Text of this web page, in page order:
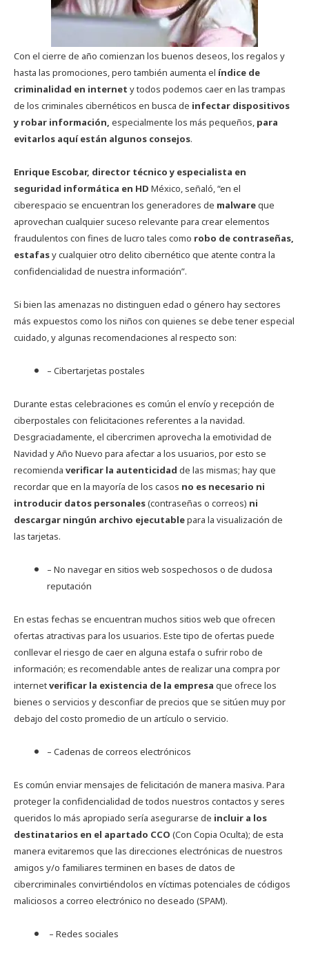
Con el cierre de año comienzan los buenos deseos, los regalos y
hasta las promociones, pero también aumenta el índice de
criminalidad en internet y todos podemos caer en las trampas
de los criminales cibernéticos en busca de infectar dispositivos
y robar información, especialmente los más pequeños, para
evitarlos aquí están algunos consejos.
Enrique Escobar, director técnico y especialista en
seguridad informática en HD México, señaló, “en el
ciberespacio se encuentran los generadores de malwareque
aprovechan cualquier suceso relevante para crear elementos
fraudulentos con fines de lucro tales como robo de contraseñas,
estafasy cualquier otro delito cibernético que atente contra la
confidencialidad de nuestra información”.
Si bien las amenazas no distinguen edad o género hay sectores
más expuestos como los niños con quienes se debe tener especial
cuidado, y algunas recomendaciones al respecto son:
– Cibertarjetas postales
Durante estas celebraciones es común el envío y recepción de
ciberpostales con felicitaciones referentes a la navidad.
Desgraciadamente, el cibercrimen aprovecha la emotividad de
Navidad y Año Nuevo para afectar a los usuarios, por esto se
recomienda verificar la autenticidad de las mismas; hay que
recordar que en la mayoría de los casos no es necesario ni
introducir datos personales(contraseñas o correos) ni
descargar ningún archivo ejecutablepara la visualización de
las tarjetas.
– No navegar en sitios web sospechosos o de dudosa
reputación
En estas fechas se encuentran muchos sitios web que ofrecen
ofertas atractivas para los usuarios. Este tipo de ofertas puede
conllevar el riesgo de caer en alguna estafa o sufrir robo de
información; es recomendable antes de realizar una compra por
internetverificar la existencia de la empresa que ofrece los
bienes o servicios y desconfiar de precios que se sitúen muy por
debajo del costo promedio de un artículo o servicio.
– Cadenas de correos electrónicos
Es común enviar mensajes de felicitación de manera masiva. Para
proteger la confidencialidad de todos nuestros contactos y seres
queridos lo más apropiado sería asegurarse de incluir a los
destinatarios en el apartado CCO (Con Copia Oculta); de esta
manera evitaremos que las direcciones electrónicas de nuestros
amigos y/o familiares terminen en bases de datos de
cibercriminales convirtiéndolos en víctimas potenciales de códigos
maliciosos a correo electrónico no deseado (SPAM).
– Redes sociales